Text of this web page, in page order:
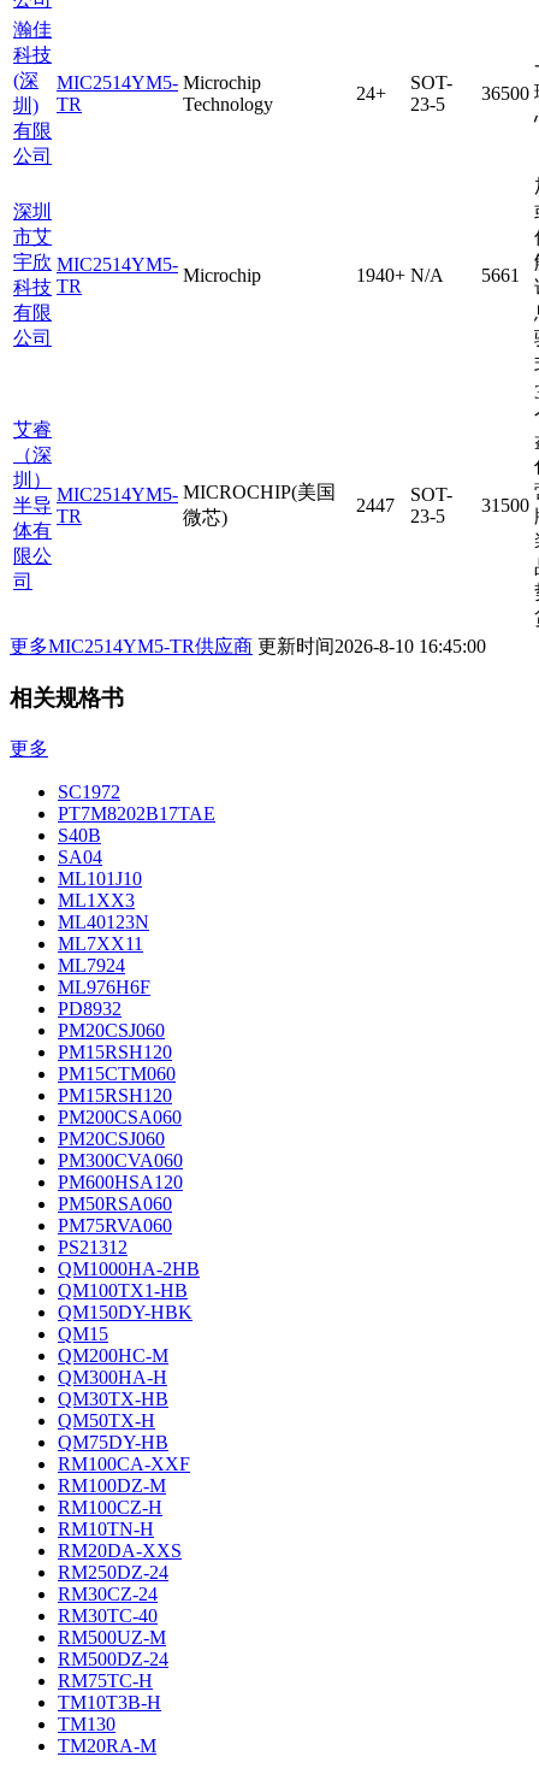
瀚佳
科技
(深
圳)
有限
公司
MIC2514YM5-
TR
Microchip
Technology
24+
SOT-
23-5
36500
深圳
市艾
宇欣
科技
有限
公司
MIC2514YM5-
TR
Microchip 1940+ N/A 5661
艾睿
（深
圳）
半导
体有
限公
司
MIC2514YM5-
TR
MICROCHIP(美国
微芯)
2447
SOT-
23-5
31500
更多MIC2514YM5-TR供应商 更新时间2026-8-10 16:45:00
相关规格书
更多
SC1972
PT7M8202B17TAE
S40B
SA04
ML101J10
ML1XX3
ML40123N
ML7XX11
ML7924
ML976H6F
PD8932
PM20CSJ060
PM15RSH120
PM15CTM060
PM15RSH120
PM200CSA060
PM20CSJ060
PM300CVA060
PM600HSA120
PM50RSA060
PM75RVA060
PS21312
QM1000HA-2HB
QM100TX1-HB
QM150DY-HBK
QM15
QM200HC-M
QM300HA-H
QM30TX-HB
QM50TX-H
QM75DY-HB
RM100CA-XXF
RM100DZ-M
RM100CZ-H
RM10TN-H
RM20DA-XXS
RM250DZ-24
RM30CZ-24
RM30TC-40
RM500UZ-M
RM500DZ-24
RM75TC-H
TM10T3B-H
TM130
TM20RA-M